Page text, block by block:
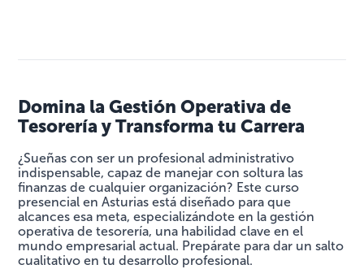
Domina la Gestión Operativa de
Tesorería y Transforma tu Carrera
¿Sueñas con ser un profesional administrativo
indispensable, capaz de manejar con soltura las
finanzas de cualquier organización? Este curso
presencial en Asturias está diseñado para que
alcances esa meta, especializándote en la gestión
operativa de tesorería, una habilidad clave en el
mundo empresarial actual. Prepárate para dar un salto
cualitativo en tu desarrollo profesional.